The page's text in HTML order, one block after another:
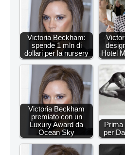
Victoria Beckham:
spende 1 mln di
dollari per la nursery
Hotel
Victoria Beckham
premiato con un
Luxury Award da
Ocean Sky
Prima
per